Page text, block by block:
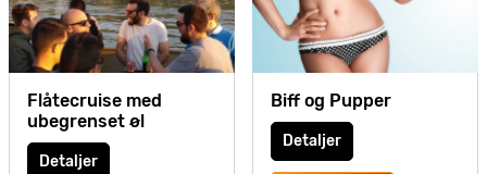
Flåtecruise med
ubegrenset øl
Detaljer
Biff og Pupper
Detaljer